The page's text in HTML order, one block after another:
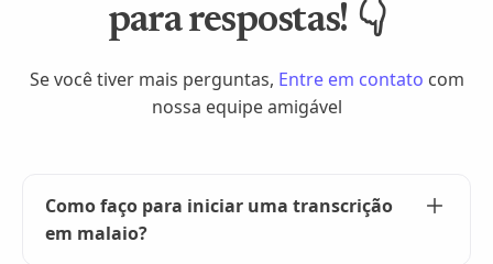
para respostas! 👇
Se você tiver mais perguntas, Entre em contato com
nossa equipe amigável
Como faço para iniciar uma transcrição
em malaio?